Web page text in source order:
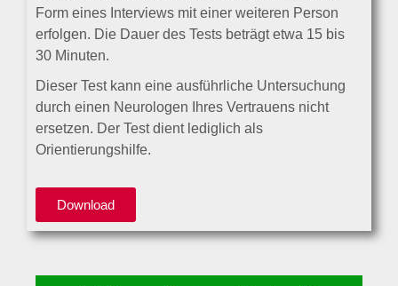
Form eines Interviews mit einer weiteren Person
erfolgen. Die Dauer des Tests beträgt etwa 15 bis
30 Minuten.
Dieser Test kann eine ausführliche Untersuchung
durch einen Neurologen Ihres Vertrauens nicht
ersetzen. Der Test dient lediglich als
Orientierungshilfe.
Download